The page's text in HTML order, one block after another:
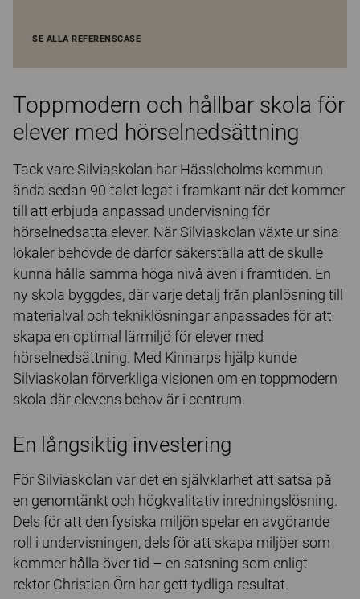
SE ALLA REFERENSCASE
Toppmodern och hållbar skola för
elever med hörselnedsättning
Tack vare Silviaskolan har Hässleholms kommun
ända sedan 90-talet legat i framkant när det kommer
till att erbjuda anpassad undervisning för
hörselnedsatta elever. När Silviaskolan växte ur sina
lokaler behövde de därför säkerställa att de skulle
kunna hålla samma höga nivå även i framtiden. En
ny skola byggdes, där varje detalj från planlösning till
materialval och tekniklösningar anpassades för att
skapa en optimal lärmiljö för elever med
hörselnedsättning. Med Kinnarps hjälp kunde
Silviaskolan förverkliga visionen om en toppmodern
skola där elevens behov är i centrum.
En långsiktig investering
För Silviaskolan var det en självklarhet att satsa på
en genomtänkt och högkvalitativ inredningslösning.
Dels för att den fysiska miljön spelar en avgörande
roll i undervisningen, dels för att skapa miljöer som
kommer hålla över tid – en satsning som enligt
rektor Christian Örn har gett tydliga resultat.